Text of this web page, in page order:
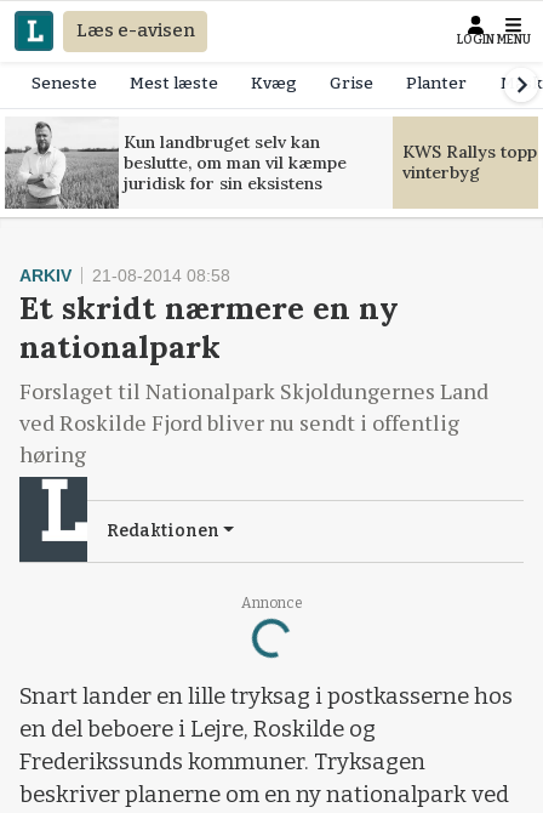
Læs e-avisen LOGIN MENU
Seneste Mest læste Kvæg Grise Planter
Kun landbruget selv kan
beslutte, om man vil kæmpe
juridisk for sin eksistens
KWS Rallys
vinterbyg
Annonce
Loading...
ARKIV 21-08-2014 08:58
Et skridt nærmere en ny
nationalpark
Forslaget til Nationalpark Skjoldungernes Land
ved Roskilde Fjord bliver nu sendt i offentlig
høring
Redaktionen
Snart lander en lille tryksag i postkasserne hos
en del beboere i Lejre, Roskilde og
Frederikssunds kommuner. Tryksagen
beskriver planerne om en ny nationalpark ved